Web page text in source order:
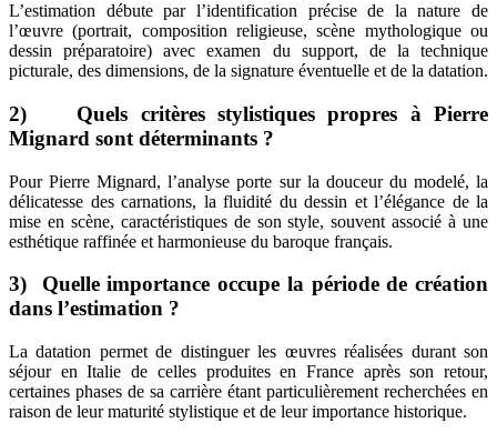
L’estimation débute par l’identification précise de la nature de
l’œuvre (portrait, composition religieuse, scène mythologique ou
dessin préparatoire) avec examen du support, de la technique
picturale, des dimensions, de la signature éventuelle et de la datation.
2) Quels critères stylistiques propres à Pierre
Mignard sont déterminants ?
Pour Pierre Mignard, l’analyse porte sur la douceur du modelé, la
délicatesse des carnations, la fluidité du dessin et l’élégance de la
mise en scène, caractéristiques de son style, souvent associé à une
esthétique raffinée et harmonieuse du baroque français.
3) Quelle importance occupe la période de création
dans l’estimation ?
La datation permet de distinguer les œuvres réalisées durant son
séjour en Italie de celles produites en France après son retour,
certaines phases de sa carrière étant particulièrement recherchées en
raison de leur maturité stylistique et de leur importance historique.